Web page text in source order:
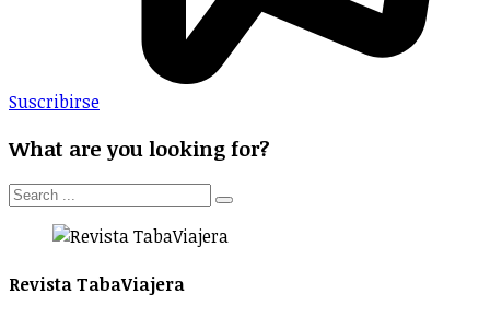
Suscribirse
What are you looking for?
Revista TabaViajera